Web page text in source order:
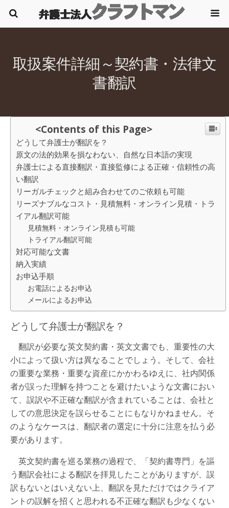
取扱案件詳細～契約書・法律文
書翻訳
<Contents of this Page>
どうして弁護士が翻訳を？
原文の法的効果を損なわない、自然な日本語の実現
弁護士による直接翻訳・直接監修による正確・信頼性の高
い翻訳
リーガルチェックと組み合わせてのご依頼も可能
リーズナブルなコスト・見積無料・オンライン見積・トラ
イアル翻訳可能
見積無料・オンライン見積も可能
トライアル翻訳可能
対応可能な文書
納入実績
お申込手順
お電話によるお申込
メールによるお申込
どうして弁護士が翻訳を？
翻訳が必要な英文契約書・英文文書でも、重要性の大
小によって扱い方は異なることでしょう。そして、会社
の重要な業務・重要な資産にかかわるゆえに、社内関係
者が誤った理解を持つことを避けたいような文書におい
て、誤訳や不正確な翻訳が含まれていることは、会社と
しての意思決定を誤らせることにもなりかねません。そ
のようなケースは、翻訳者の選定に十分に注意を払う必
要があります。
英文契約書を巡る業務の過程で、「契約書専門」を謳
う翻訳会社による翻訳を拝見したことがありますが、誤
訳もないとはいえない上、翻訳を見ただけではクライア
ントの誤解を招くと思われる不正確な翻訳も少なくない